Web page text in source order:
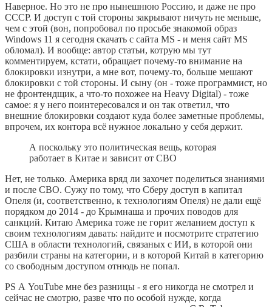
Наверное. Но это не про нынешнюю Россию, и даже не про
СССР. И доступ с той стороны закрывают ничуть не меньше,
чем с этой (вон, попробовал по просьбе знакомой образ
Windows 11 я сегодня скачать с сайта MS - и меня сайт MS
обломал). И вообще: автор статьи, котрую мы тут
комментируем, кстати, обращает почему-то внимание на
блокировки изнутри, а мне вот, почему-то, больше мешают
блокировки с той стороны. И сыну (он - тоже программист, но
не фронтендщик, а что-то похожее на Heavy Digital) - тоже
самое: я у него поинтересовался и он так ответил, что
внешние блокировки создают куда более заметные проблемы,
впрочем, их контора всё нужное локально у себя держит.
А поскольку это политическая вещь, которая
работает в Китае и зависит от СВО
Нет, не только. Америка вряд ли захочет поделиться знаниями
и после СВО. Сужу по тому, что Сберу доступ в капитал
Опеля (и, соответственно, к технологиям Опеля) не дали ещё
порядком до 2014 - до Крымнаша и прочих поводов для
санкций. Китаю Америка тоже не горит желанием доступ к
своим технологиям давать: найдите и посмотрите стратегию
США в области технологий, связаных с ИИ, в которой они
разбили страны на категории, и в которой Китай в категорию
со свободным доступом отнюдь не попал.
PS А YouTube мне без разницы - я его никогда не смотрел и
сейчас не смотрю, разве что по особой нужде, когда